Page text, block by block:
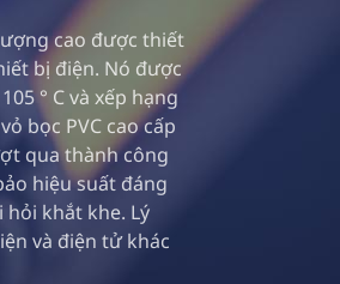
cao được thiết
bị điện. Nó được
° C và xếp hạng
bọc PVC cao cấp
qua thành công
hiệu suất đáng
khắt khe. Lý
và điện tử khác